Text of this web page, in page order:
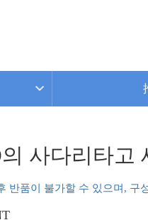
사다리타고
반품이 불가할 수 있으며, 구